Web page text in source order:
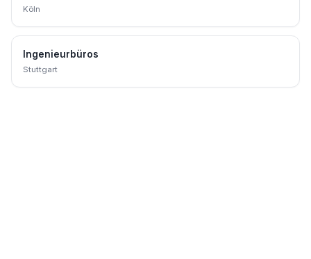
Köln
Ingenieurbüros
Stuttgart